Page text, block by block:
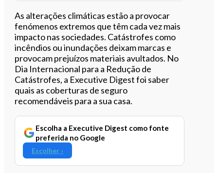
Ouvir este artigo
As alterações climáticas estão a provocar
fenómenos extremos que têm cada vez mais
impacto nas sociedades. Catástrofes como
incêndios ou inundações deixam marcas e
provocam prejuízos materiais avultados. No
Dia Internacional para a Redução de
Catástrofes, a Executive Digest foi saber
quais as coberturas de seguro
recomendáveis para a sua casa.
Escolha a Executive Digest como fonte
preferida no Google
Escolher ›